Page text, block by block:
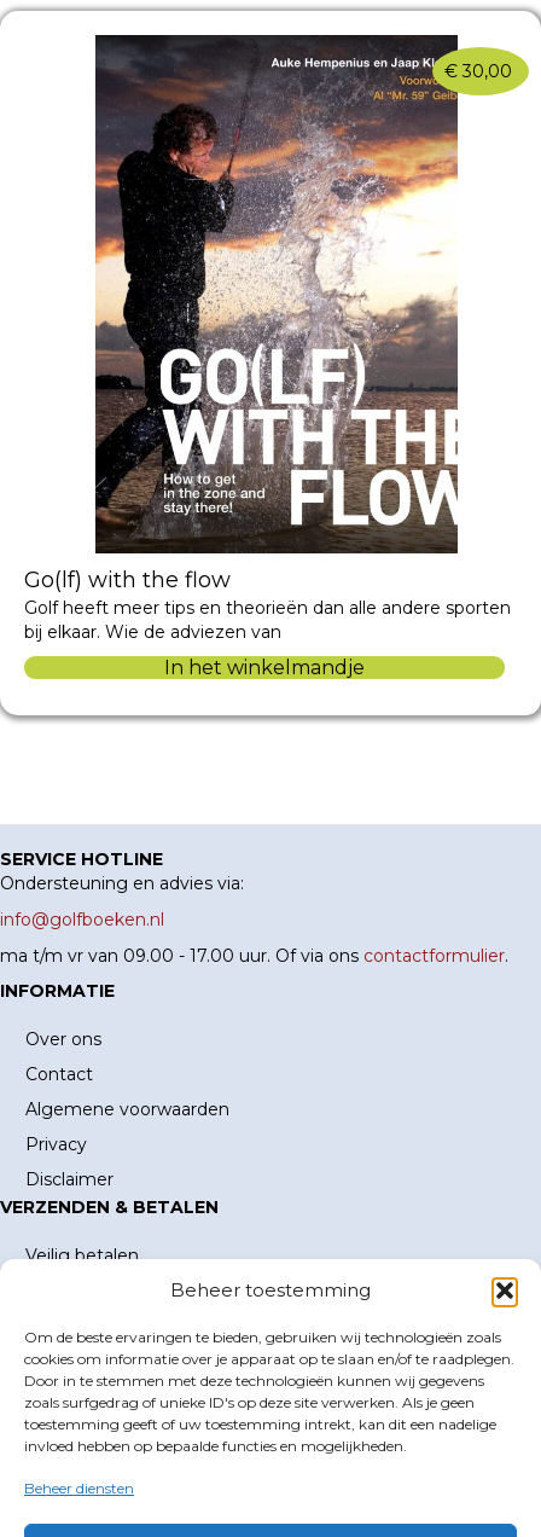
Beheer toestemming
Om de beste ervaringen te bieden, gebruiken wij technologieën zoals
cookies om informatie over je apparaat op te slaan en/of te raadplegen.
Door in te stemmen met deze technologieën kunnen wij gegevens
zoals surfgedrag of unieke ID's op deze site verwerken. Als je geen
toestemming geeft of uw toestemming intrekt, kan dit een nadelige
invloed hebben op bepaalde functies en mogelijkheden.
Beheer diensten
€ 30,00
Go(lf) with the flow
Golf heeft meer tips en theorieën dan alle andere sporten
bij elkaar. Wie de adviezen van
In het winkelmandje
SERVICE HOTLINE
Ondersteuning en advies via:
info@golfboeken.nl
ma t/m vr van 09.00 - 17.00 uur. Of via ons contactformulier.
INFORMATIE
Over ons
Contact
Algemene voorwaarden
Privacy
Disclaimer
VERZENDEN & BETALEN
Veilig betalen
Verzending en verzendkosten
MIJN ACCOUNT
Mijn account
Winkelwagen
GOLFBOEKEN.NL
E-mail